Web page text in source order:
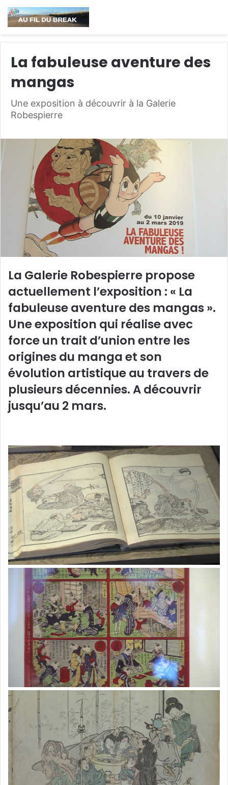
La fabuleuse aventure des
mangas
Une exposition à découvrir à la Galerie
Robespierre
La Galerie Robespierre propose
actuellement l’exposition : « La
fabuleuse aventure des mangas ».
Une exposition qui réalise avec
force un trait d’union entre les
origines du manga et son
évolution artistique au travers de
plusieurs décennies. A découvrir
jusqu’au 2 mars.